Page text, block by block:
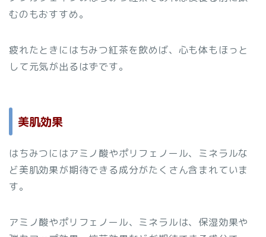
むのもおすすめ。
疲れたときにはちみつ紅茶を飲めば、心も体もほっと
して元気が出るはずです。
美肌効果
はちみつにはアミノ酸やポリフェノール、ミネラルな
ど美肌効果が期待できる成分がたくさん含まれていま
す。
アミノ酸やポリフェノール、ミネラルは、保湿効果や